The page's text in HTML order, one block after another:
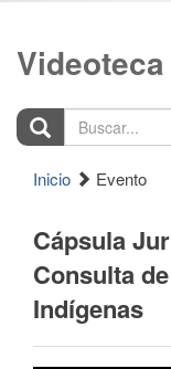
Buscar...
Inicio Evento
Cápsula
Consulta
Indígenas